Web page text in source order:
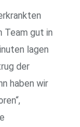
Team gut in
lagen
der
haben wir